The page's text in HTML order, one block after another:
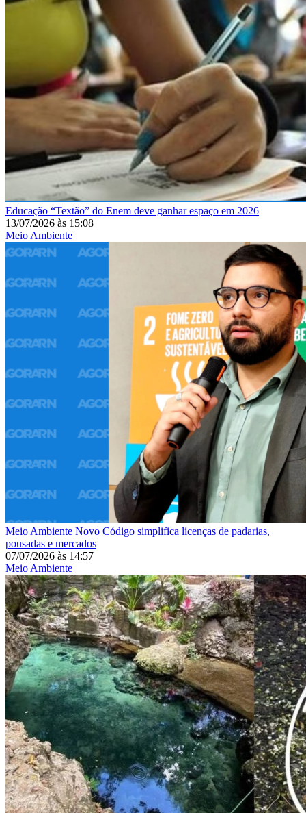
Educação “Textão” do Enem deve ganhar espaço em 2026
13/07/2026 às 15:08
Meio Ambiente
Meio Ambiente Novo Código simplifica licenças de padarias,
pousadas e mercados
07/07/2026 às 14:57
Meio Ambiente